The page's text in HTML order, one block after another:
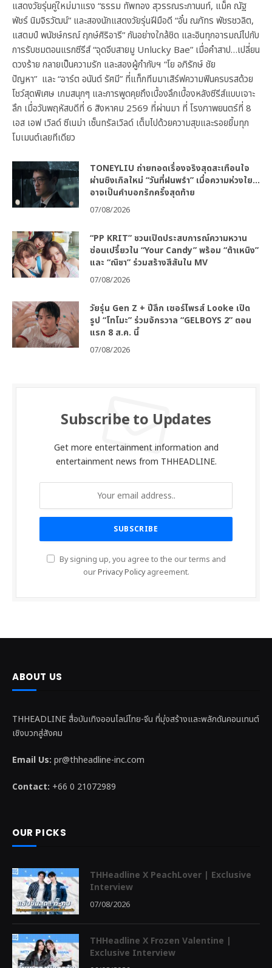
แสดงวัยรุ่นคู่ใหม่มาแรง “ธรรม ทัพทอง สุวรรณระกานนท์, แม็ค ณัฐ
พัชร์ นิมจิรวัฒน์” และสองนักแสดงวัยรุ่นฝีมือดี “อั๋น ณภัทร พัชรชวลิต,
แสตมป์ พนัชษ์กรณ์ ฤกษ์ศิริอารี” กันอย่างใกล้ชิด และอินทุกอารมณ์ไปกับ
การรับชมตอนแรกซีรีส์ “จุดจีบสายมู Unlucky Bae” เมื่อคำสาป…เปลี่ยน
ดวงร้าย กลายเป็นความรัก และสองผู้กำกับฯ “โย อภิรักษ์ ชัย
ปัญหา” และ “อาร์ต อนันต์ รัศมี” ที่แท็กทีมมาเสิร์ฟความฟินครบรสด้วย
โชว์สุดพิเศษ เกมสนุกๆ และการพูดคุยถึงเบื้องลึกเบื้องหลังซีรีส์แบบเจาะ
ลึก เมื่อวันพฤหัสบดีที่ 6 สิงหาคม 2569 ที่ผ่านมา ที่ โรงภาพยนตร์ที่ 8
เอส เอฟ เวิลด์ ซีเนม่า เซ็นทรัลเวิลด์ เต็มไปด้วยความสุขและรอยยิ้มทุก
โมเมนต์เลยทีเดียว
TONEYLIU ถ่ายทอดเรื่องจริงสุดสะเทือนใจ
ผ่านซิงเกิลใหม่ “วันที่ฝนพรำ” เมื่อความห่วงใย…
อาจเป็นคำบอกรักครั้งสุดท้าย
07/08/2026
“PP KRIT” ชวนเปิดประสบการณ์ความหวาน
ซ่อนเปรี้ยวใน “Your Candy” พร้อม “ต้าเหนิง”
และ “ณิชา” ร่วมสร้างสีสันใน MV
07/08/2026
วัยรุ่น Gen Z + ปีลึก เซอร์ไพรส์ Looke เปิด
รูป “โทโมะ” ร่วมจักรวาล “GELBOYS 2” ตอน
แรก 8 ส.ค. นี้
07/08/2026
Subscribe to Updates
Get more entertainment information and
entertainment news from THHEADLINE.
By signing up, you agree to the our terms and
ourPrivacy Policyagreement.
ABOUT US
THHEADLINE สื่อบันเทิงออนไลน์ไทย-จีน ที่มุ่งสร้างและพลักดันคอนเทนต์
เชิงบวกสู่สังคม
Email Us: pr@thheadline-inc.com
Contact: +66 0 21072989
OUR PICKS
THHeadline X PeachLover | Exclusive
Interview
07/08/2026
THHeadline X Frozen Valentine |
Exclusive Interview